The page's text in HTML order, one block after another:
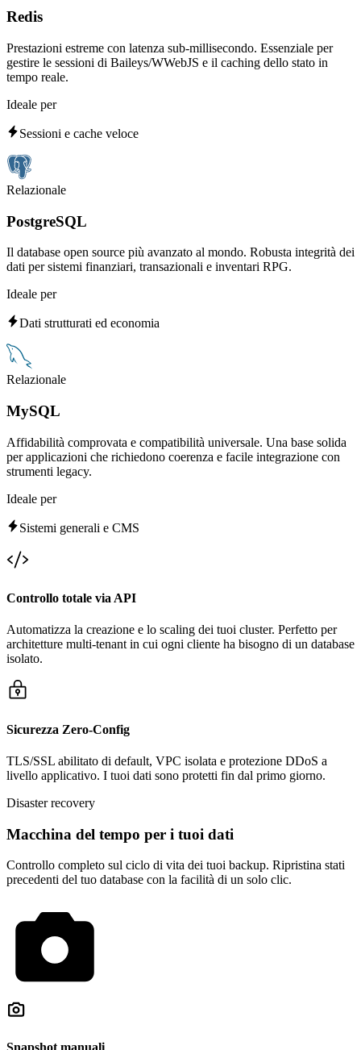
Redis
Prestazioni estreme con latenza sub-millisecondo. Essenziale per
gestire le sessioni di Baileys/WWebJS e il caching dello stato in
tempo reale.
Ideale per
Sessioni e cache veloce
Relazionale
PostgreSQL
Il database open source più avanzato al mondo. Robusta integrità dei
dati per sistemi finanziari, transazionali e inventari RPG.
Ideale per
Dati strutturati ed economia
Relazionale
MySQL
Affidabilità comprovata e compatibilità universale. Una base solida
per applicazioni che richiedono coerenza e facile integrazione con
strumenti legacy.
Ideale per
Sistemi generali e CMS
Controllo totale via API
Automatizza la creazione e lo scaling dei tuoi cluster. Perfetto per
architetture multi-tenant in cui ogni cliente ha bisogno di un database
isolato.
Sicurezza Zero-Config
TLS/SSL abilitato di default, VPC isolata e protezione DDoS a
livello applicativo. I tuoi dati sono protetti fin dal primo giorno.
Disaster recovery
Macchina del tempo per i tuoi dati
Controllo completo sul ciclo di vita dei tuoi backup. Ripristina stati
precedenti del tuo database con la facilità di un solo clic.
Snapshot manuali